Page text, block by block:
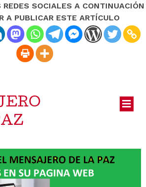
SOCIALES A CONTINUACIÓN
A PUBLICAR ESTE ARTÍCULO